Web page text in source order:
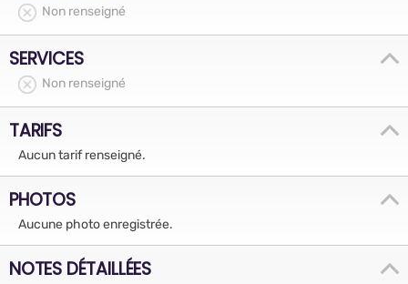
Non renseigné
SERVICES
Non renseigné
TARIFS
Aucun tarif renseigné.
PHOTOS
Aucune photo enregistrée.
NOTES DÉTAILLÉES